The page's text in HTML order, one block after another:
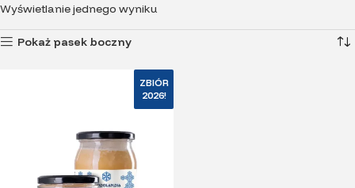
Wyświetlanie jednego wyniku
Pokaż pasek boczny
ZBIÓR
2026!